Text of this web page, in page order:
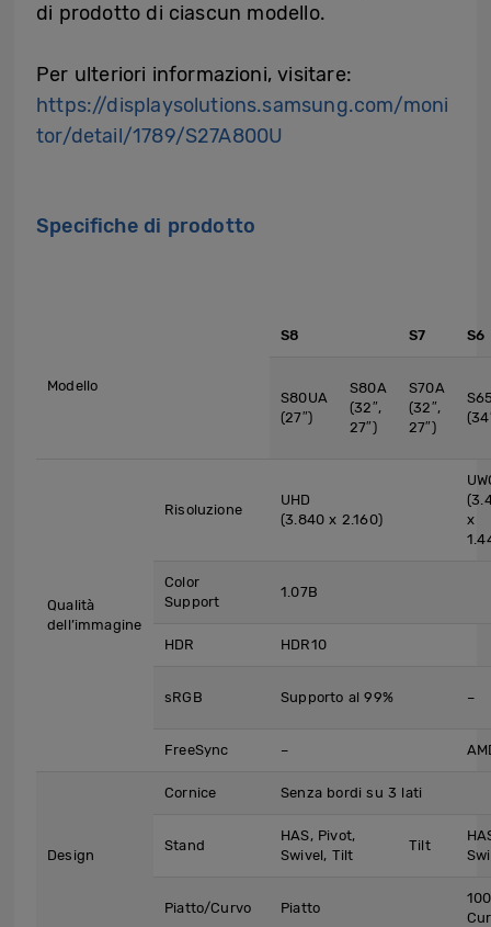
di prodotto di ciascun modello.
Per ulteriori informazioni, visitare:
https://displaysolutions.samsung.com/moni
tor/detail/1789/S27A800U
Specifiche di prodotto
Modello
S8 S7 S6
S80UA
(27″)
S80A
(32″,
27″)
S70A
(32″,
27″)
Qualità
dell’immagine
Risoluzione
UHD
(3.840 x 2.160)
x
Color
Support
1.07B
HDR HDR10
sRGB Supporto al 99% –
FreeSync –
Design
Cornice Senza bordi su 3 lati
Stand
HAS, Pivot,
Swivel, Tilt
Tilt
Piatto/Curvo Piatto